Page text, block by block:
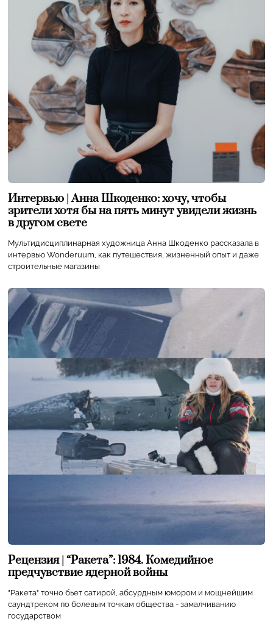
Интервью | Анна Шкоденко: хочу, чтобы
зрители хотя бы на пять минут увидели жизнь
в другом свете
Мультидисциплинарная художница Анна Шкоденко рассказала в
интервью Wonderuum, как путешествия, жизненный опыт и даже
строительные магазины
Рецензия | “Ракета”: 1984. Комедийное
предчувствие ядерной войны
"Ракета" точно бьет сатирой, абсурдным юмором и мощнейшим
саундтреком по болевым точкам общества - замалчиванию
государством